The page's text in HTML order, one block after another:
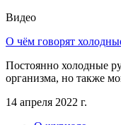
Видео
О чём говорят
Постоянно холодные
организма, но также
14 апреля 2022 г.